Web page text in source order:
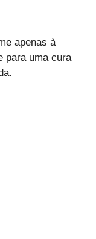
apenas à
para uma cura